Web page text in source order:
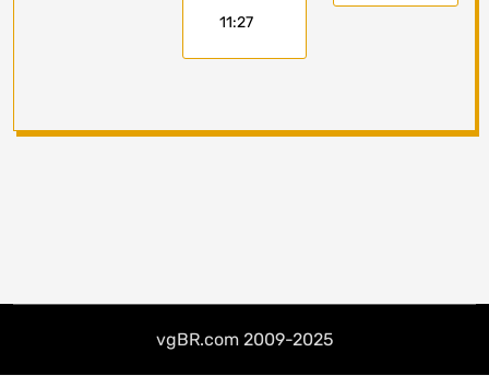
11:27
vgBR.com 2009-2025